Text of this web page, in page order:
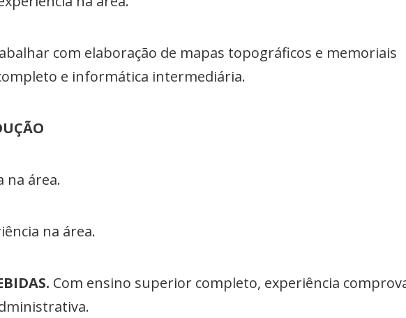
com elaboração de mapas topográficos e memoriais
e informática intermediária.
na área.
na área.
Com ensino superior completo, experiência